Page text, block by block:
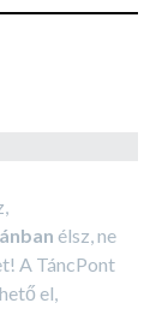
élsz, ne
A TáncPont
el,